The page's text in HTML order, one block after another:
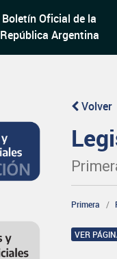
Boletín Oficial de la
República Argentina
Volver
Primera
VER